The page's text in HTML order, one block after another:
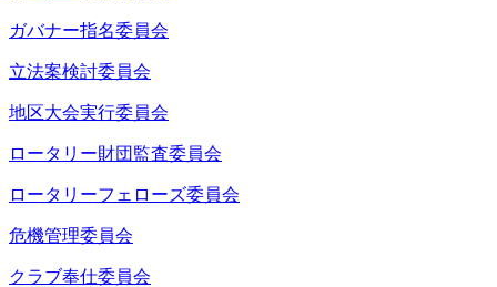
ガバナー指名委員会
立法案検討委員会
地区大会実行委員会
ロータリー財団監査委員会
ロータリーフェローズ委員会
危機管理委員会
クラブ奉仕委員会